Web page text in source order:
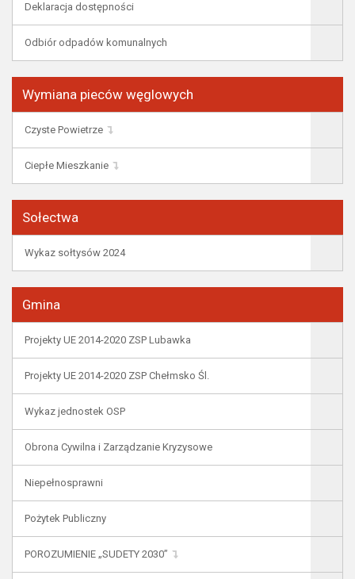
Deklaracja dostępności
Odbiór odpadów komunalnych
Wymiana pieców węglowych
Czyste Powietrze
Ciepłe Mieszkanie
Sołectwa
Wykaz sołtysów 2024
Gmina
Projekty UE 2014-2020 ZSP Lubawka
Projekty UE 2014-2020 ZSP Chełmsko Śl.
Wykaz jednostek OSP
Obrona Cywilna i Zarządzanie Kryzysowe
Niepełnosprawni
Pożytek Publiczny
POROZUMIENIE „SUDETY 2030”